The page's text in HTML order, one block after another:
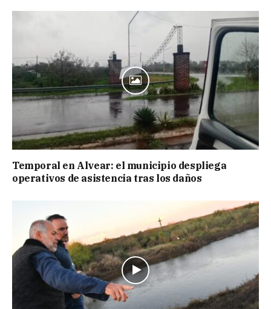
Temporal en Alvear: el municipio despliega
operativos de asistencia tras los daños